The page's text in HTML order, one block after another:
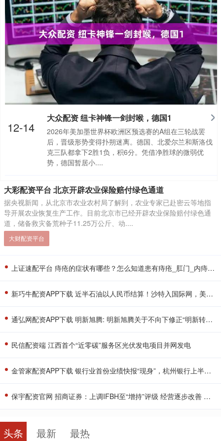
大众配资 纽卡神锋一剑封喉，德国1
2026年美加墨世界杯欧洲区预选赛的A组在三轮战罢
后，晋级形势变得扑朔迷离。德国、北爱尔兰和斯洛伐
克三队都拿下2胜1负，积6分。凭借净胜球的微弱优
势，德国暂居小....
12-14
大彩配资平台 北京开辟农业保险赔付绿色通道
据央视新闻，从北京市农业农村局了解到，农业专家已赴密云等地指
导开展农业恢复生产工作。目前北京市已经开辟农业保险赔付绿色通
道，储备救灾备荒种子11.25万公斤、动....
大财配资平台
上证速配平台 痔疮的症状有哪些？怎么知道患有痔疮_肛门_内痔_产品
新巧牛配资APP下载 近半石油以人民币结算！沙特入国际网，美元霸权遇挑战？
通弘网配资APP下载 明新旭腾: 明新旭腾关于不向下修正“明新转债”转股价格的公告
民信配资端 江西首个“近零碳”服务区光伏发电项目并网发电
金管家配资APP下载 银行业首份业绩快报“现身”，杭州银行上半年净利润增长16.67%
保宇配资官网 招商证券：上调IFBH至“增持”评级 经营逐步改善 关注业绩弹性
头条 最新 最热